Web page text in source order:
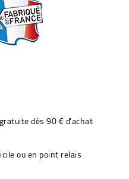
dès 90 € d'achat
ou en point relais